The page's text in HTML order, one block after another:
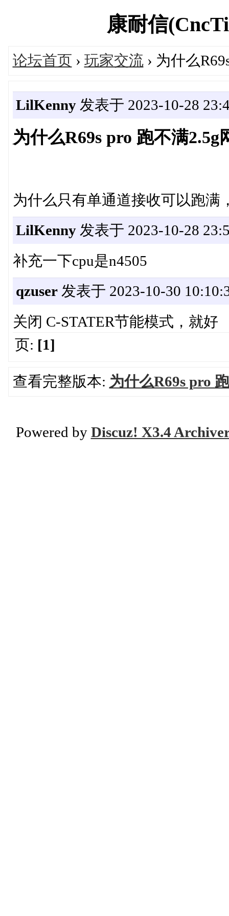
康耐信
论坛首页 › 玩家交流› 为什么
LilKenny发表于 2023-10-28
为什么R69s pro 跑不满2.5g
为什么只有单通道接收可以跑满
LilKenny发表于 2023-10-28
补充一下cpu是n4505
qzuser发表于 2023-10-30
关闭 C-STATER节能模式，就好
页: [1]
查看完整版本: 为什么R69s pro
Powered by Discuz! X3.4